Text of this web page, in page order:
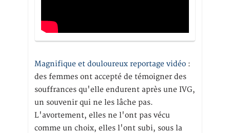
Magnifique et douloureux reportage vidéo :
des femmes ont accepté de témoigner des
souffrances qu'elle endurent après une IVG,
un souvenir qui ne les lâche pas.
L'avortement, elles ne l'ont pas vécu
comme un choix, elles l'ont subi, sous la